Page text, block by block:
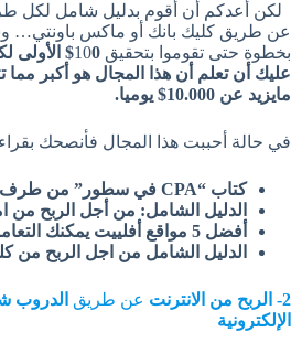
لكن أعدكم أن أقوم بدليل شامل لكل
عن طريق كليك بانك أو ماكس باونتي…
بخطوة حتى تقوموا بتحقيق 10
0$ الأولى
عليك أن تعلم أن هذا المجال هو أكبر
مايزيد عن 10.000$ يوميا.
في حالة أحببت هذا المجال فأنصحك
كتاب “CPA في سطور” من طرف ماجد عطوي.
الدليل الشامل: من أجل الربح من
أفضل 5 مواقع أفلييت يمكنك التعامل معها كمسوق.
الدليل الشامل من اجل الربح من
2- الربح من الانترنت عن طريق الدروب
الإلكترونية